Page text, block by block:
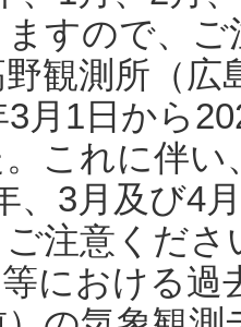
すので、
観測所（
3月1日から
これに伴い
、3月及び4
注意くだ
における過